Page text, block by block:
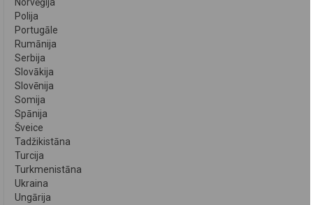
Norvēģija
Polija
Portugāle
Rumānija
Serbija
Slovākija
Slovēnija
Somija
Spānija
Šveice
Tadžikistāna
Turcija
Turkmenistāna
Ukraina
Ungārija